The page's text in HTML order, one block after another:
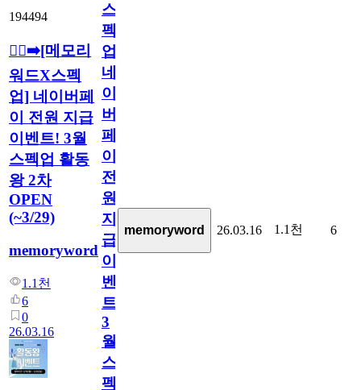
194494
🏃‍♂️‍➡️[메모리
워드X스펙
업] 네이버페
이 전원 지급
이벤트! 3월
스펙업 활동
왕 2차
OPEN
(~3/29)
memoryword
1.1천
6
0
26.03.16
스
펙
업]
네
이
버
페
이
전
원
지
급
이
벤
트!
3
월
스
펙
memoryword 26.03.16 1.1천 6